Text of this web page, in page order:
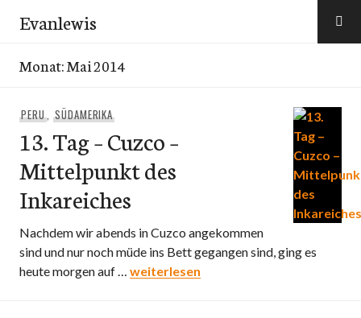
InhaltEvanlewis
Monat:Mai 2014
PERU, SÜDAMERIKA
13. Tag – Cuzco –
Mittelpunkt des
Inkareiches
Nachdem wir abends in Cuzco angekommen
sind und nur noch müde ins Bett gegangen sind, ging es
heute morgen auf … 13. Tag – Cuzco – Mittelpunkt des
weiterlesen